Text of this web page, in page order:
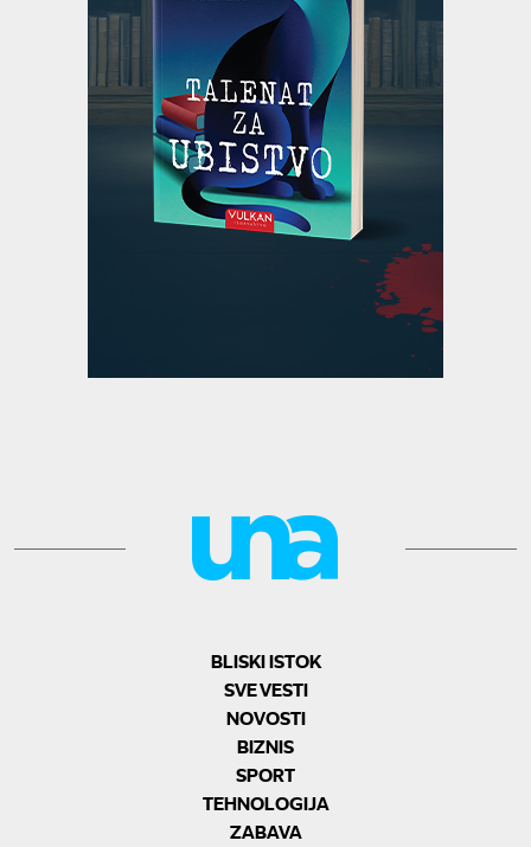
BLISKI ISTOK
SVE VESTI
NOVOSTI
BIZNIS
SPORT
TEHNOLOGIJA
ZABAVA